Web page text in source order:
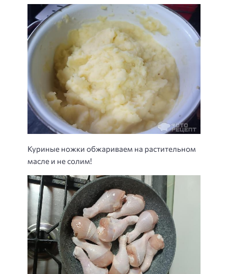
Куриные ножки обжариваем на растительном
масле и не солим!